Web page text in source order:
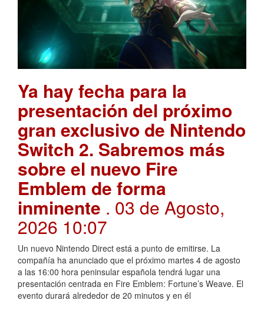
Ya hay fecha para la
presentación del próximo
gran exclusivo de Nintendo
Switch 2. Sabremos más
sobre el nuevo Fire
Emblem de forma
inminente . 03 de Agosto,
2026 10:07
Un nuevo Nintendo Direct está a punto de emitirse. La
compañía ha anunciado que el próximo martes 4 de agosto
a las 16:00 hora peninsular española tendrá lugar una
presentación centrada en Fire Emblem: Fortune’s Weave. El
evento durará alrededor de 20 minutos y en él